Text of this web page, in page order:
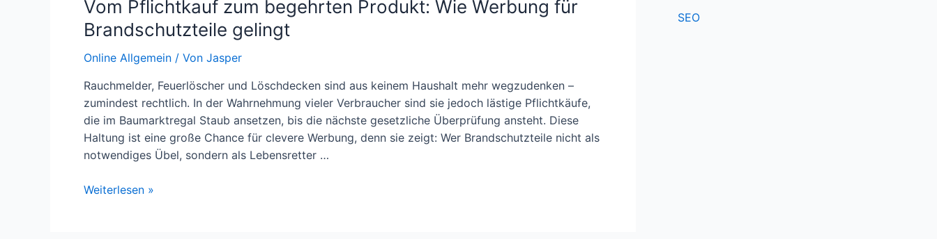
Vom Pflichtkauf zum begehrten Produkt: Wie Werbung für
Brandschutzteile gelingt
Online Allgemein / Von Jasper
Rauchmelder, Feuerlöscher und Löschdecken sind aus keinem Haushalt mehr wegzudenken –
zumindest rechtlich. In der Wahrnehmung vieler Verbraucher sind sie jedoch lästige Pflichtkäufe,
die im Baumarktregal Staub ansetzen, bis die nächste gesetzliche Überprüfung ansteht. Diese
Haltung ist eine große Chance für clevere Werbung, denn sie zeigt: Wer Brandschutzteile nicht als
notwendiges Übel, sondern als Lebensretter …
Vom
Weiterlesen »
SEO